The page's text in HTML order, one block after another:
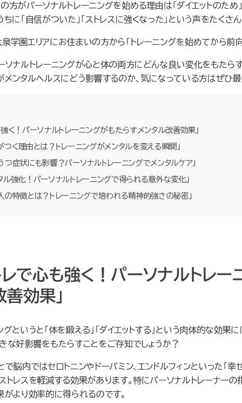
方がパーソナルトレーニングを始める理由は「ダイエットのため
に「自信がついた」「ストレスに強くなった」という声をたくさ
学園エリアにお住まいの方から「トレーニングを始めてから前
ソナルトレーニングが心と体の両方にどんな良い変化をもたら
メンタルヘルスにどう影響するのか、気になっている方はぜひ
く！パーソナルトレーニングがもたらすメンタル改善効果」
つく理由とは？トレーニングがメンタルを変える瞬間」
つ症状にも影響？パーソナルトレーニングでメンタルケア」
ル強化！パーソナルトレーニングで得られる意外な変化」
の特徴とは？トレーニングで培われる精神的強さの秘密」
レで心も強く！パーソナルトレー
効果」
というと「体を鍛える」「ダイエットする」という肉体的な効果
な好影響をもたらすことをご存知でしょうか？
脳内ではセロトニンやドーパミン、エンドルフィンといった「幸
トレスを軽減する効果があります。特にパーソナルトレーナーの
がより効率的に得られるのです。